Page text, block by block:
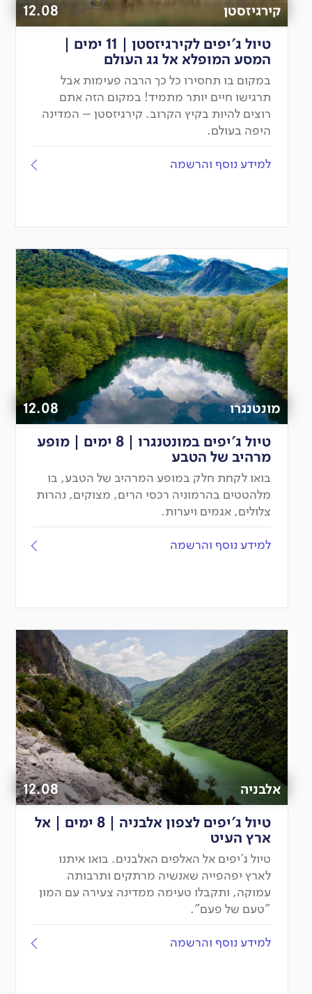
קירגיזסטן 12.08
טיול ג'יפים לקירגיזסטן | 11 ימים |
המסע המופלא אל גג העולם
במקום בו תחסירו כל כך הרבה פעימות אבל
תרגישו חיים יותר מתמיד! במקום הזה אתם
רוצים להיות בקיץ הקרוב. קירגיזסטן – המדינה
היפה בעולם.
למידע נוסף והרשמה
מונטנגרו 12.08
טיול ג'יפים במונטנגרו | 8 ימים | מופע
מרהיב של הטבע
בואו לקחת חלק במופע המרהיב של הטבע, בו
מלהטטים בהרמוניה רכסי הרים, מצוקים, נהרות
צלולים, אגמים ויערות.
למידע נוסף והרשמה
יציאה
מובטחת
אלבניה 12.08
טיול ג'יפים לצפון אלבניה | 8 ימים | אל
ארץ העיט
טיול ג'יפים אל האלפים האלבנים. בואו איתנו
לארץ יפהפייה שאנשיה מרתקים ותרבותה
עמוקה, ותקבלו טעימה ממדינה צעירה עם המון
"טעם של פעם".
למידע נוסף והרשמה